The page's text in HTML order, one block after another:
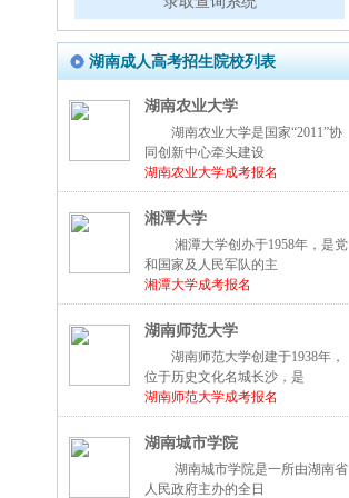
湖南成人高考招生院校列表
湖南农业大学
湖南农业大学是国家“2011”协
同创新中心牵头建设
湖南农业大学成考报名
湘潭大学
湘潭大学创办于1958年，是党
和国家及人民军队的主
湘潭大学成考报名
湖南师范大学
湖南师范大学创建于1938年，
位于历史文化名城长沙，是
湖南师范大学成考报名
湖南城市学院
湖南城市学院是一所由湖南省
人民政府主办的全日